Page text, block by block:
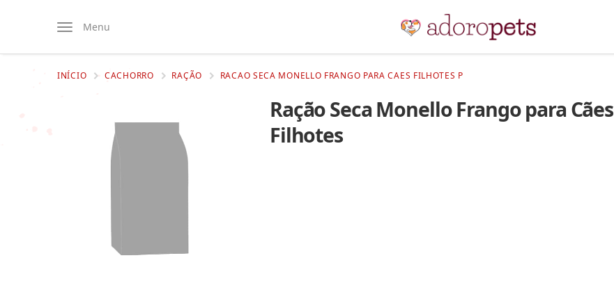
Menu
INÍCIO CACHORRO RAÇÃO RACAO SECA MONELLO FRANGO PARA CAES FILHOTES P
Ração Seca Monello Frango para Cães
Filhotes